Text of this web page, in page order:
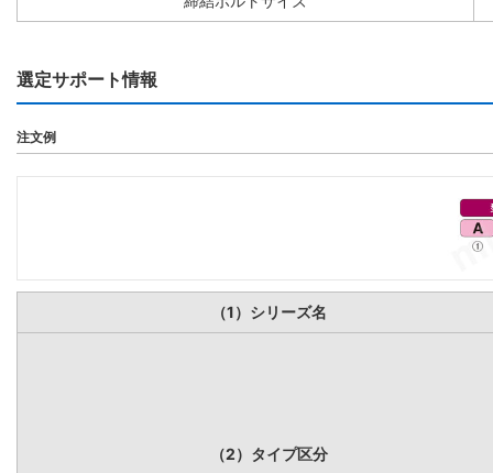
選定サポート情報
注文例
（1）シリーズ名
（2）タイプ区分